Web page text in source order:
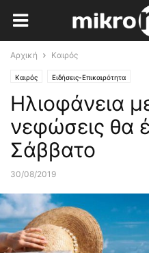
Αρχική Καιρός
Καιρός Ειδήσεις-Επικαιρότητα
Ηλιοφάνεια
νεφώσεις θα
Σάββατο
30/08/2019